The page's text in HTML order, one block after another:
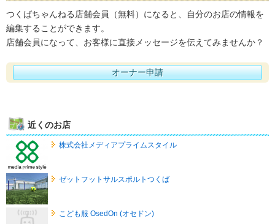
つくばちゃんねる店舗会員（無料）になると、自分のお店の情報を
編集することができます。
店舗会員になって、お客様に直接メッセージを伝えてみませんか？
オーナー申請
近くのお店
株式会社メディアプライムスタイル
ゼットフットサルスポルトつくば
こども服 OsedOn (オセドン)